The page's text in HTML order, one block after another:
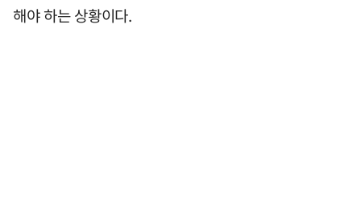
해야 하는 상황이다.